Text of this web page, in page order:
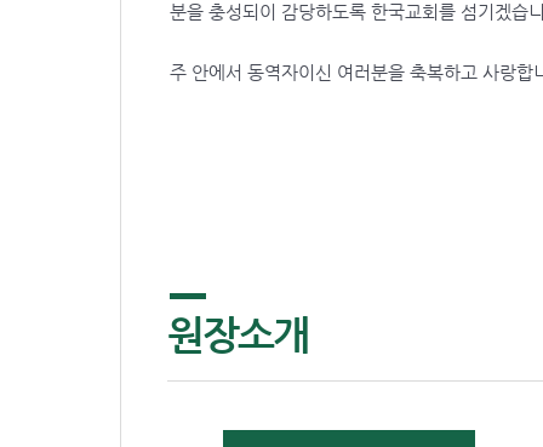
분을 충성되이 감당하도록 한국교회를 섬기겠습
주 안에서 동역자이신 여러분을 축복하고 사랑합
원장소개